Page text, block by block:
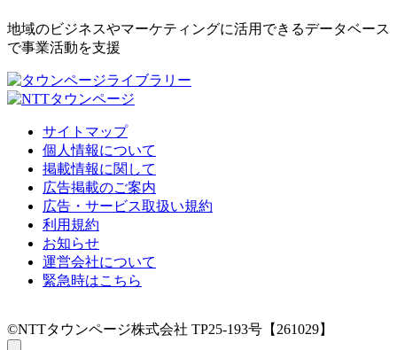
地域のビジネスやマーケティングに活用できるデータベース
で事業活動を支援
サイトマップ
個人情報について
掲載情報に関して
広告掲載のご案内
広告・サービス取扱い規約
利用規約
お知らせ
運営会社について
緊急時はこちら
©NTTタウンページ株式会社 TP25-193号【261029】